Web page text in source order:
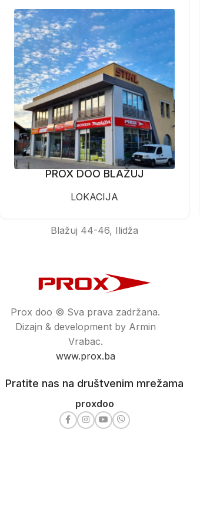
PROX DOO BLAŽUJ
LOKACIJA
Blažuj 44-46, Ilidža
Prox doo © Sva prava zadržana.
Dizajn & development by Armin
Vrabac.
www.prox.ba
Pratite nas na društvenim mrežama
proxdoo